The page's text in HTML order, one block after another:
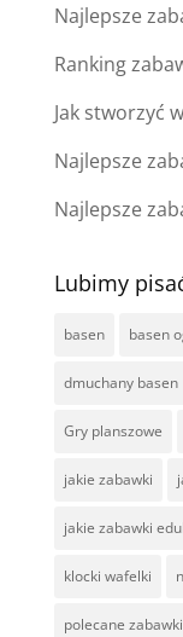
Najlepsze
Ranking
Jak stworzyć
Najlepsze
Najlepsze
Lubimy
basen basen
dmuchany basen
Gry planszowe
jakie zabawki
jakie zabawki
klocki wafelki
polecane zabawki